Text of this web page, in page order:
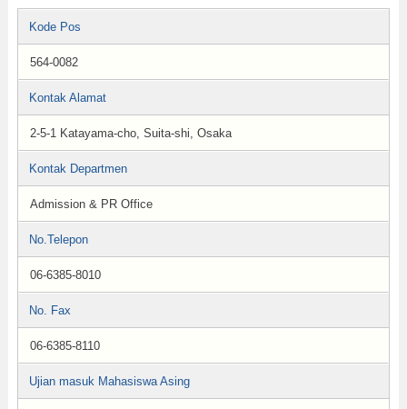
Kode Pos
564-0082
Kontak Alamat
2-5-1 Katayama-cho, Suita-shi, Osaka
Kontak Departmen
Admission & PR Office
No.Telepon
06-6385-8010
No. Fax
06-6385-8110
Ujian masuk Mahasiswa Asing